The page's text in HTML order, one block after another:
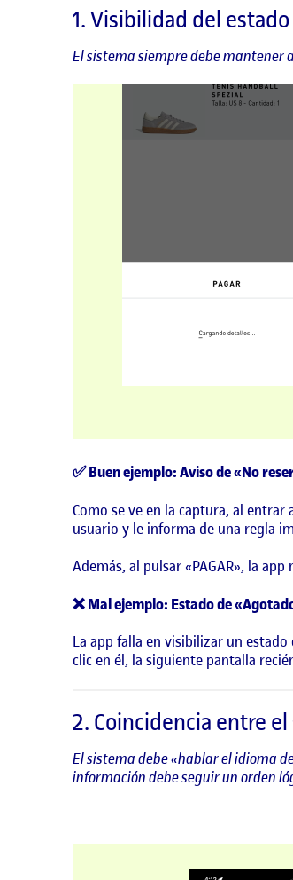
1. Visibilidad del
El sistema siempre debe mantener
✅ Buen ejemplo: Aviso de «No
Como se ve en la captura, al
usuario y le informa de una regla
Además, al pulsar «PAGAR», la
❌ Mal ejemplo: Estado de
La app falla en visibilizar un
clic en él, la siguiente pantalla
2. Coincidencia entre
El sistema debe «hablar el idioma
información debe seguir un orden